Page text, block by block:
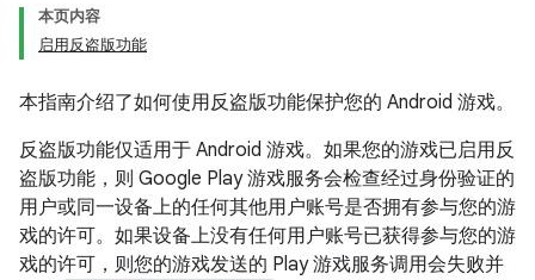
本页内容
启用反盗版功能
本指南介绍了如何使用反盗版功能保护您的 Android 游戏。
反盗版功能仅适用于 Android 游戏。如果您的游戏已启用反
盗版功能，则 Google Play 游戏服务会检查经过身份验证的
用户或同一设备上的任何其他用户账号是否拥有参与您的游
戏的许可。如果设备上没有任何用户账号已获得参与您的游
戏的许可，则您的游戏发送的 Play 游戏服务调用会失败并